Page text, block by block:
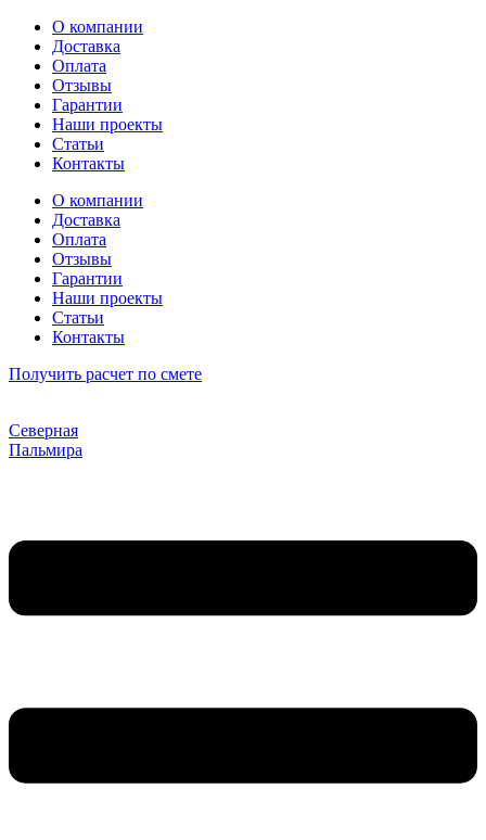
Перейти
содержимому
О компании
Доставка
Оплата
Отзывы
Гарантии
Наши проекты
Статьи
Контакты
О компании
Доставка
Оплата
Отзывы
Гарантии
Наши проекты
Статьи
Контакты
Получить расчет по смете
Северная
Пальмира